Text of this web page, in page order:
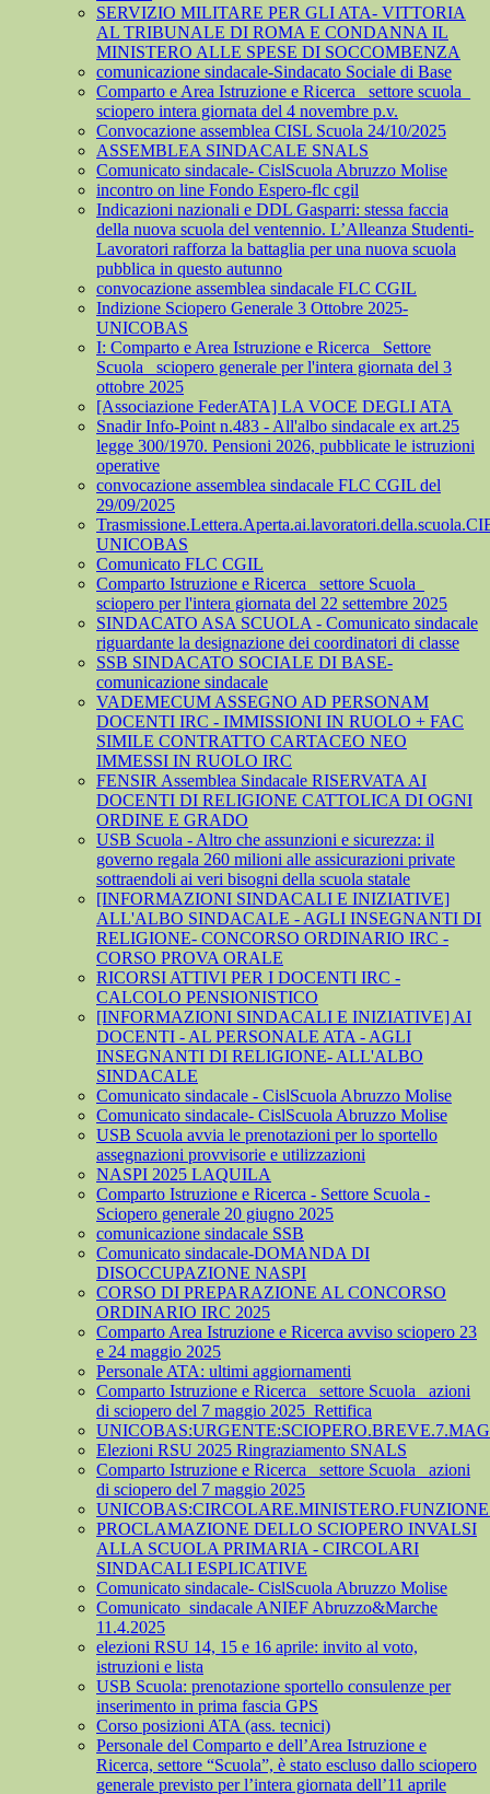
SERVIZIO MILITARE PER GLI ATA- VITTORIA
AL TRIBUNALE DI ROMA E CONDANNA IL
MINISTERO ALLE SPESE DI SOCCOMBENZA
comunicazione sindacale-Sindacato Sociale di Base
Comparto e Area Istruzione e Ricerca_ settore scuola_
sciopero intera giornata del 4 novembre p.v.
Convocazione assemblea CISL Scuola 24/10/2025
ASSEMBLEA SINDACALE SNALS
Comunicato sindacale- CislScuola Abruzzo Molise
incontro on line Fondo Espero-flc cgil
Indicazioni nazionali e DDL Gasparri: stessa faccia
della nuova scuola del ventennio. L’Alleanza Studenti-
Lavoratori rafforza la battaglia per una nuova scuola
pubblica in questo autunno
convocazione assemblea sindacale FLC CGIL
Indizione Sciopero Generale 3 Ottobre 2025-
UNICOBAS
I: Comparto e Area Istruzione e Ricerca_ Settore
Scuola_ sciopero generale per l'intera giornata del 3
ottobre 2025
[Associazione FederATA] LA VOCE DEGLI ATA
Snadir Info-Point n.483 - All'albo sindacale ex art.25
legge 300/1970. Pensioni 2026, pubblicate le istruzioni
operative
convocazione assemblea sindacale FLC CGIL del
29/09/2025
UNICOBAS
Comunicato FLC CGIL
Comparto Istruzione e Ricerca_ settore Scuola_
sciopero per l'intera giornata del 22 settembre 2025
SINDACATO ASA SCUOLA - Comunicato sindacale
riguardante la designazione dei coordinatori di classe
SSB SINDACATO SOCIALE DI BASE-
comunicazione sindacale
VADEMECUM ASSEGNO AD PERSONAM
DOCENTI IRC - IMMISSIONI IN RUOLO + FAC
SIMILE CONTRATTO CARTACEO NEO
IMMESSI IN RUOLO IRC
FENSIR Assemblea Sindacale RISERVATA AI
DOCENTI DI RELIGIONE CATTOLICA DI OGNI
ORDINE E GRADO
USB Scuola - Altro che assunzioni e sicurezza: il
governo regala 260 milioni alle assicurazioni private
sottraendoli ai veri bisogni della scuola statale
[INFORMAZIONI SINDACALI E INIZIATIVE]
ALL'ALBO SINDACALE - AGLI INSEGNANTI DI
RELIGIONE- CONCORSO ORDINARIO IRC -
CORSO PROVA ORALE
RICORSI ATTIVI PER I DOCENTI IRC -
CALCOLO PENSIONISTICO
[INFORMAZIONI SINDACALI E INIZIATIVE] AI
DOCENTI - AL PERSONALE ATA - AGLI
INSEGNANTI DI RELIGIONE- ALL'ALBO
SINDACALE
Comunicato sindacale - CislScuola Abruzzo Molise
Comunicato sindacale- CislScuola Abruzzo Molise
USB Scuola avvia le prenotazioni per lo sportello
assegnazioni provvisorie e utilizzazioni
NASPI 2025 LAQUILA
Comparto Istruzione e Ricerca - Settore Scuola -
Sciopero generale 20 giugno 2025
comunicazione sindacale SSB
Comunicato sindacale-DOMANDA DI
DISOCCUPAZIONE NASPI
CORSO DI PREPARAZIONE AL CONCORSO
ORDINARIO IRC 2025
Comparto Area Istruzione e Ricerca avviso sciopero 23
e 24 maggio 2025
Personale ATA: ultimi aggiornamenti
Comparto Istruzione e Ricerca_ settore Scuola_ azioni
di sciopero del 7 maggio 2025_Rettifica
Elezioni RSU 2025 Ringraziamento SNALS
Comparto Istruzione e Ricerca_ settore Scuola_ azioni
di sciopero del 7 maggio 2025
PROCLAMAZIONE DELLO SCIOPERO INVALSI
ALLA SCUOLA PRIMARIA - CIRCOLARI
SINDACALI ESPLICATIVE
Comunicato sindacale- CislScuola Abruzzo Molise
Comunicato_sindacale ANIEF Abruzzo&Marche
11.4.2025
elezioni RSU 14, 15 e 16 aprile: invito al voto,
istruzioni e lista
USB Scuola: prenotazione sportello consulenze per
inserimento in prima fascia GPS
Corso posizioni ATA (ass. tecnici)
Personale del Comparto e dell’Area Istruzione e
Ricerca, settore “Scuola”, è stato escluso dallo sciopero
generale previsto per l’intera giornata dell’11 aprile